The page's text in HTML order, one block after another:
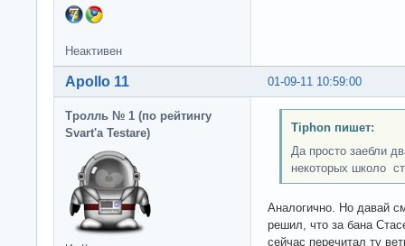
Неактивен
01-09-11 10:59:00
Apollo 11
Тролль № 1 (по рейтингу
Svart'а Testare)
Tiphon пишет:
Да просто заебли
некоторых школо
Аналогично. Но давай
решил, что за бана
сейчас перечитал ту